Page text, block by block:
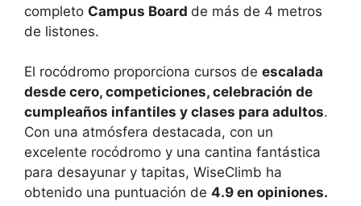
completo Campus Board de más de 4 metros
de listones.
El rocódromo proporciona cursos de escalada
desde cero, competiciones, celebración de
cumpleaños infantiles y clases para adultos.
Con una atmósfera destacada, con un
excelente rocódromo y una cantina fantástica
para desayunar y tapitas, WiseClimb ha
obtenido una puntuación de 4.9 en opiniones.